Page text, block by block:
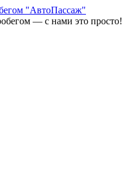
— с нами это просто!